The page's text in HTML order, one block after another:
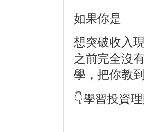
如果你是
想突破收入
之前完全沒
學，把你教
👇學習投資